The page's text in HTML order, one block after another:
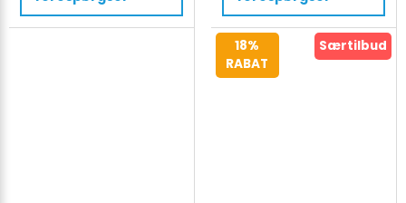
L:100mm,
W:
100mm,Særtilbud
18%
RABAT